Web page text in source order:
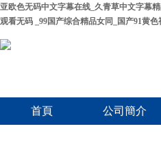
亚欧色无码中文字幕在线_久青草中文字幕
观看无码 _99国产综合精品女同_国产91黄
首頁 公司簡介